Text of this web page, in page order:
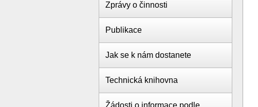
Zprávy o činnosti
Publikace
Jak se k nám dostanete
Technická knihovna
Žádosti o informace podle